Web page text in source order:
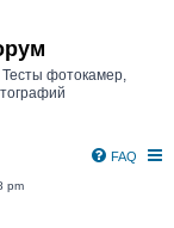
фотокамер,
FAQ
pm